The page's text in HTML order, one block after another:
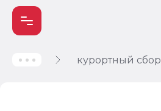
курортный сбор
Учет и